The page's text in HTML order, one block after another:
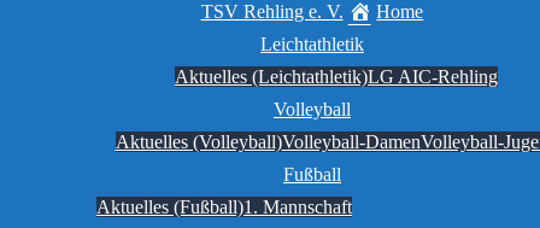
TSV Rehling e. V.
Home
Leichtathletik
Aktuelles (Leichtathletik)LG AIC-Rehling
Volleyball
Aktuelles (Volleyball)Volleyball-DamenVolleyball-
Fußball
Aktuelles (Fußball)1. Mannschaft